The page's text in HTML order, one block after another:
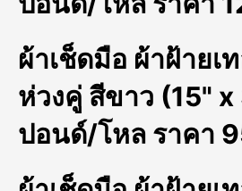
ผ้าเช็ดมือ ผ้าฝ้ายเ
ห่วงคู่ สีขาว (15"
ปอนด์/โหล ราคา